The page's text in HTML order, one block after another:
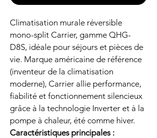
Climatisation murale réversible
mono-split Carrier, gamme QHG-
D8S, idéale pour séjours et pièces de
vie. Marque américaine de référence
(inventeur de la climatisation
moderne), Carrier allie performance,
fiabilité et fonctionnement silencieux
grâce à la technologie Inverter et à la
pompe à chaleur, été comme hiver.
Caractéristiques principales :